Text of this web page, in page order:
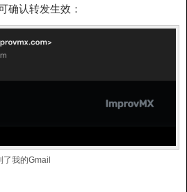
确认转发生效：
了我的Gmail